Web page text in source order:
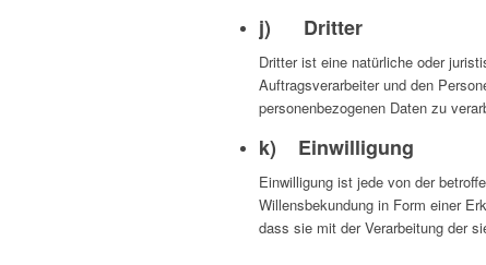
j) Dritter
Dritter ist eine natürliche oder
Auftragsverarbeiter und den
personenbezogenen Daten zu
k) Einwilligung
Einwilligung ist jede von der
Willensbekundung in Form einer
dass sie mit der Verarbeitung der